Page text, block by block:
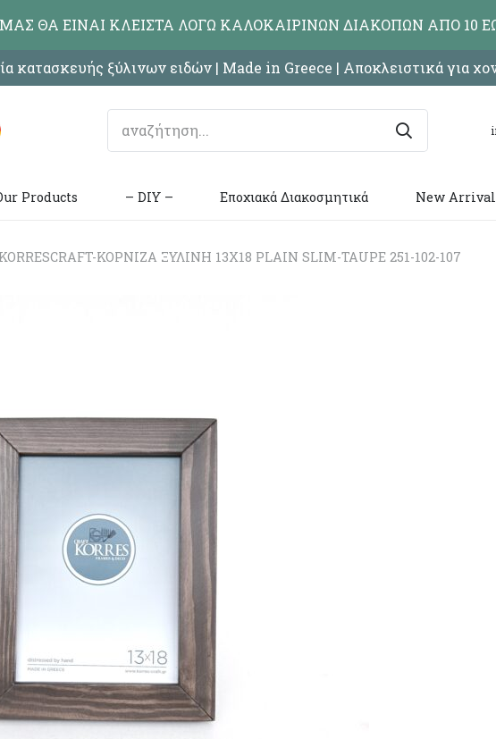
κατασκευής ξύλινων ειδών | Made in Greece | Αποκλειστικά για
Products – DIY – Εποχιακά Διακοσμητικά New
KORRESCRAFT-ΚΟΡΝΙΖΑ ΞΥΛΙΝΗ 13X18 PLAIN SLIM-TAUPE 251-102-107
ΘΑ ΕΙΝΑΙ ΚΛΕΙΣΤΑ ΛΟΓΩ ΚΑΛΟΚΑΙΡΙΝΩΝ ΔΙΑΚΟΠΩΝ ΑΠΟ 10